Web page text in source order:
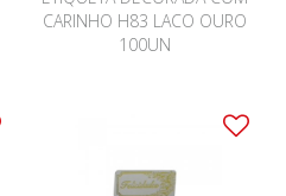
CARINHO H83 LACO OURO
100UN